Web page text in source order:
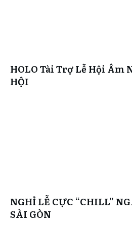
HOLO Tài Trợ Lễ Hội Âm
HỘI
NGHỈ LỄ CỰC “CHILL”
SÀI GÒN